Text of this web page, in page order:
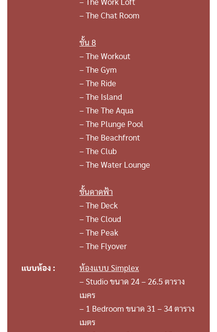
– The Work Loft
– The Chat Room
ชั้น 8
– The Workout
– The Gym
– The Ride
– The Island
– The The Aqua
– The Plunge Pool
– The Beachfront
– The Club
– The Water Lounge
ชั้นดาดฟ้า
– The Deck
– The Cloud
– The Peak
– The Flyover
แบบห้อง :
ห้องแบบ Simplex
– Studio ขนาด 24 – 26.5 ตาราง
เมคร
– 1 Bedroom ขนาด 31 – 34 ตาราง
เมตร